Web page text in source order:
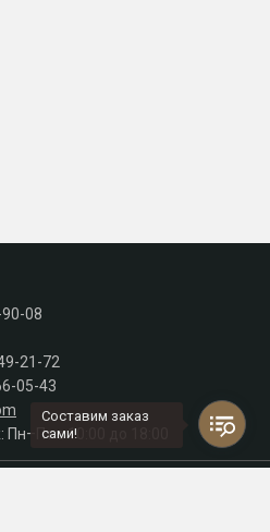
08
21-72
05-43
с 10:00 до 18:00
Составим заказ
сами!